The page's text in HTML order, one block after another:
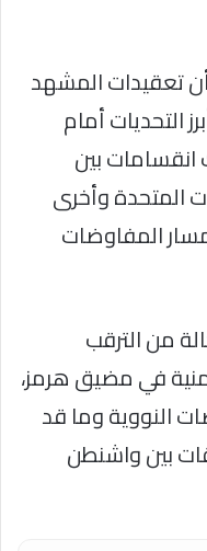
تعقيدات المشهد
التحديات أمام
انقسامات بين
المتحدة وأخرى
المفاوضات
من الترقب
في مضيق هرمز،
النووية وما قد
بين واشنطن